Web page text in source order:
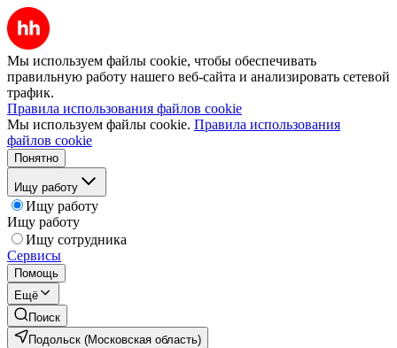
Мы используем файлы cookie, чтобы обеспечивать
правильную работу нашего веб-сайта и анализировать сетевой
трафик.
Правила использования файлов cookie
Мы используем файлы cookie. Правила использования
файлов cookie
Понятно
Ищу работу
Ищу работу
Ищу работу
Ищу сотрудника
Сервисы
Помощь
Ещё
Поиск
Подольск (Московская область)